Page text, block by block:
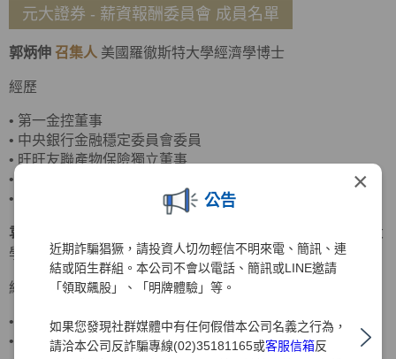
×
公告
近期詐騙猖獗，請投資人切勿輕信不明來電、簡訊、連
結或陌生群組。本公司不會以電話、簡訊或LINE邀請
「領取飆股」、「明牌體驗」等。
如果您發現社群媒體中有任何假借本公司名義之行為，
請洽本公司反詐騙專線(02)35181165或客服信箱反
元大證券 - 薪資報酬委員會 成員名單
郭炳伸 召集人 美國羅徹斯特大學經濟學博士
經歷
• 第一金控董事
• 中央銀行金融穩定委員會委員
• 旺旺友聯產物保險獨立董事
•
•
袁惠兒
美國密蘇里大學會計碩士、美國南伊利諾大
學企管碩士
經歷
•
客思達-KY獨立董事
•
財團法人聖嚴教育基金會監察人